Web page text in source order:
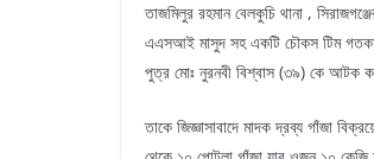
তাজমিলুর রহমান বেলকুচি থানা ,
এএসআই মাসুদ সহ একটি চৌকস টিম গতকাল
পুত্র মোঃ নুরনবী বিশ্বাস (৩৯) কে আটক
তাকে জিজ্ঞাসাবাদে মাদক দ্রব্য গাঁজা